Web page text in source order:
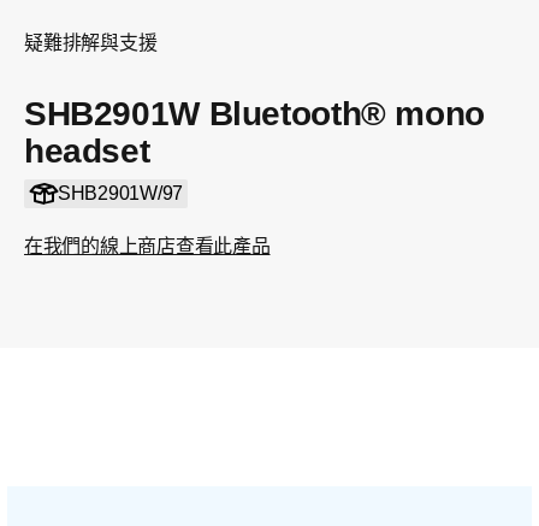
疑難排解與支援
SHB2901W Bluetooth® mono
headset
SHB2901W/97
在我們的線上商店查看此產品